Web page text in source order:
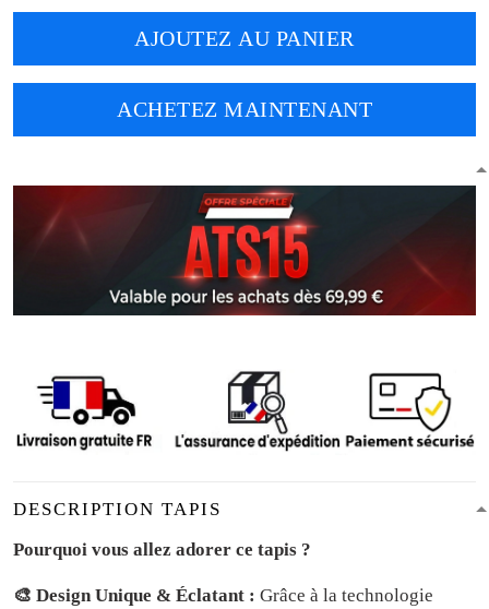
AJOUTEZ AU PANIER
ACHETEZ MAINTENANT
DESCRIPTION TAPIS
Pourquoi vous allez adorer ce tapis ?
🎨 Design Unique & Éclatant : Grâce à la technologie